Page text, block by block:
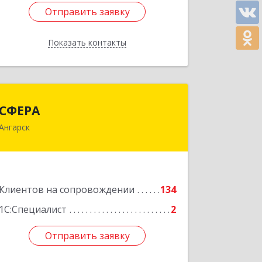
Отправить заявку
Показать контакты
Отправить заявку
Назад
СФЕРА
Клиентов на сопровождении
134
1С:Специалист
2
Отправить заявку
665816, Иркутская обл, Ангарск г, 177-
Отправить заявку